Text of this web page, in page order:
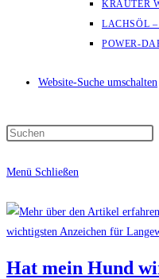
KRÄUTER
LACHSÖL –
POWER-
Website-Suche umschalten
Menü Schließen
Hat mein Hund